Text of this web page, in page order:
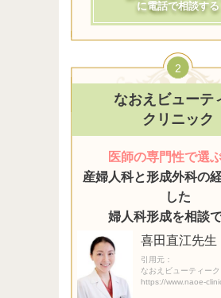
に電話で相談する
2
なおえビューテ
クリニック
医師の専門性で選
産婦人科と形成外科の
した
婦人科形成を相談
喜田直江先生
引用元：
なおえビューティー
https://www.naoe-